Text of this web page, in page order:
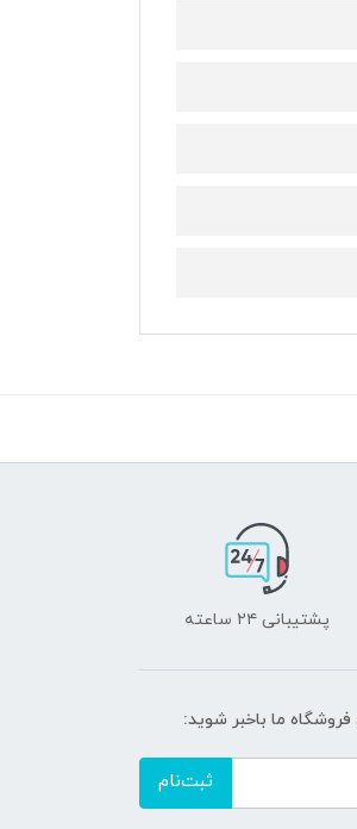
پشتیبانی ۲۴ ساعته
ما باخبر شوید:
ثبت‌نام